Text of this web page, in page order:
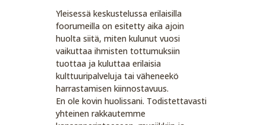
Yleisessä keskustelussa erilaisilla
foorumeilla on esitetty aika ajoin
huolta siitä, miten kulunut vuosi
vaikuttaa ihmisten tottumuksiin
tuottaa ja kuluttaa erilaisia
kulttuuripalveluja tai väheneekö
harrastamisen kiinnostavuus.
En ole kovin huolissani. Todistettavasti
yhteinen rakkautemme